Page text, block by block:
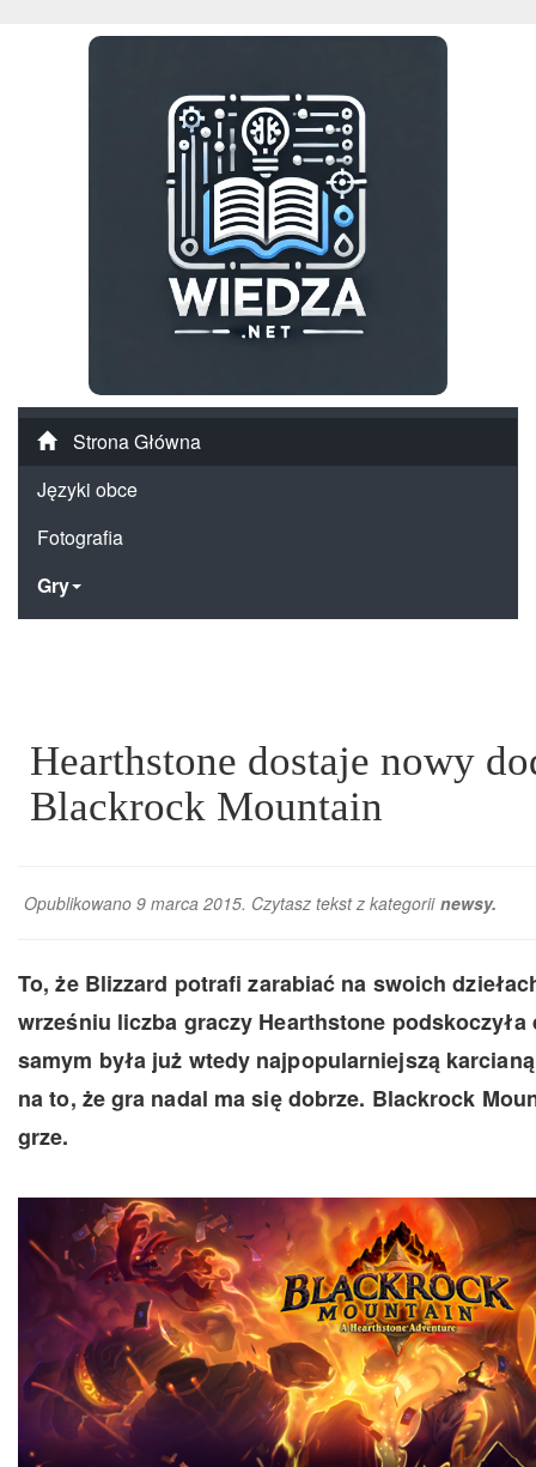
Strona Główna
Języki obce
Fotografia
Gry
Hearthstone dostaje nowy
Blackrock Mountain
Opublikowano 9 marca 2015. Czytasz tekst z kategorii newsy.
To, że Blizzard potrafi zarabiać na swoich
wrześniu liczba graczy Hearthstone
samym była już wtedy najpopularniejszą
na to, że gra nadal ma się dobrze. Blackrock
grze.